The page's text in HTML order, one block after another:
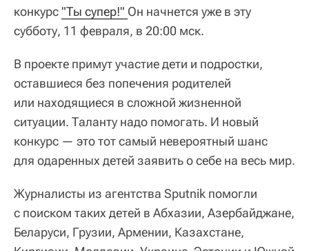
конкурс"Ты супер!" Он начнется уже в эту
субботу, 11 февраля, в 20:00 мск.
В проекте примут участие дети и подростки,
оставшиеся без попечения родителей
или находящиеся в сложной жизненной
ситуации. Таланту надо помогать. И новый
конкурс — это тот самый невероятный шанс
для одаренных детей заявить о себе на весь мир.
Журналисты из агентства Sputnik помогли
с поиском таких детей в Абхазии, Азербайджане,
Беларуси, Грузии, Армении, Казахстане,